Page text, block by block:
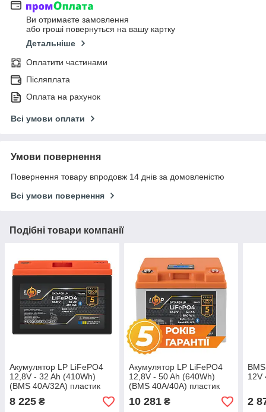
Ви отримаєте замовлення
або гроші повернуться на вашу картку
Детальніше
Оплатити частинами
Післяплата
Оплата на рахунок
Всі умови оплати
Умови повернення
Повернення товару впродовж 14 днів за домовленістю
Всі умови повернення
Подібні товари компанії
Акумулятор LP LiFePO4
12,8V - 32 Ah (410Wh)
(BMS 40А/32A) пластик
Smart BT
8 225 ₴
Акумулятор LP LiFePO4
12,8V - 50 Ah (640Wh)
(BMS 40A/40А) пластик
LCD Smart BT
10 281₴
12V
2